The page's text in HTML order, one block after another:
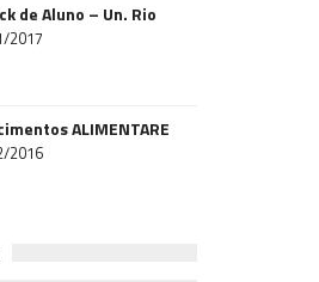
de Aluno – Un. Rio
2017
ALIMENTARE
2016